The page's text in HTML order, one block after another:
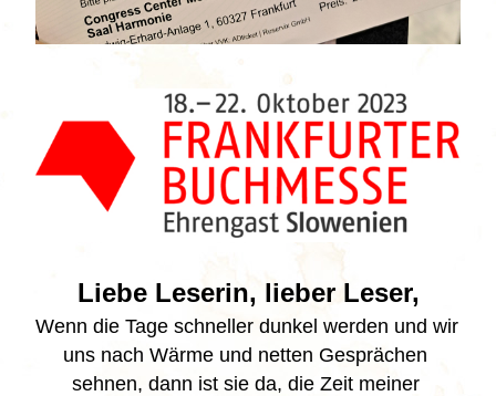
Liebe Leserin, lieber Leser,
Wenn die Tage schneller dunkel werden und wir
uns nach Wärme und netten Gesprächen
sehnen, dann ist sie da, die Zeit meiner